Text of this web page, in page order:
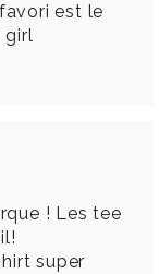
est le
girl
! Les tee
super